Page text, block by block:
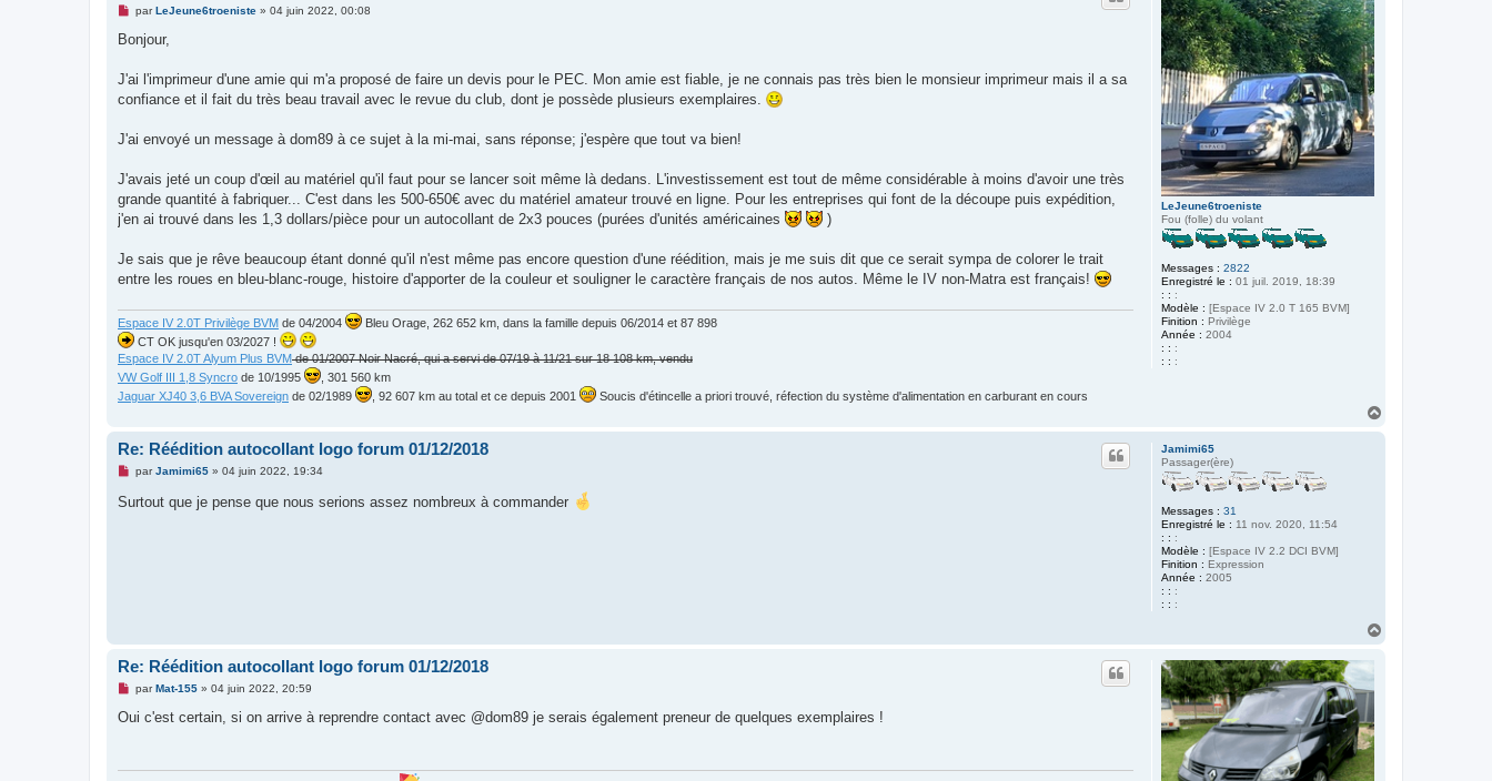
LeJeune6troeniste
Fou (folle) du volant
Messages : 2822
Enregistré le : 01 juil. 2019, 18:39
: : :
Modèle : [Espace IV 2.0 T 165 BVM]
Finition : Privilège
Année : 2004
: : :
: : :
M
s
g
n
l
par LeJeune6troeniste» 04 juin 2022, 00:08
Bonjour,
J'ai l'imprimeur d'une amie qui m'a proposé de faire un devis pour le PEC. Mon amie est fiable, je ne connais pas très bien le monsieur imprimeur mais il a sa
confiance et il fait du très beau travail avec le revue du club, dont je possède plusieurs exemplaires.
J'ai envoyé un message à dom89 à ce sujet à la mi-mai, sans réponse; j'espère que tout va bien!
J'avais jeté un coup d'œil au matériel qu'il faut pour se lancer soit même là dedans. L'investissement est tout de même considérable à moins d'avoir une très
grande quantité à fabriquer... C'est dans les 500-650€ avec du matériel amateur trouvé en ligne. Pour les entreprises qui font de la découpe puis expédition,
j'en ai trouvé dans les 1,3 dollars/pièce pour un autocollant de 2x3 pouces (purées d'unités américaines
)
Je sais que je rêve beaucoup étant donné qu'il n'est même pas encore question d'une réédition, mais je me suis dit que ce serait sympa de colorer le trait
entre les roues en bleu-blanc-rouge, histoire d'apporter de la couleur et souligner le caractère français de nos autos. Même le IV non-Matra est français!
Espace IV 2.0T Privilège BVM de 04/2004
Bleu Orage, 262 652 km, dans la famille depuis 06/2014 et 87 898
CT OK jusqu'en 03/2027 !
Espace IV 2.0T Alyum Plus BVMde 01/2007 Noir Nacré, qui a servi de 07/19 à 11/21 sur 18 108 km, vendu
VW Golf III 1,8 Syncro de 10/1995
, 301 560 km
Jaguar XJ40 3,6 BVA Sovereign de 02/1989 , 92 607 km au total et ce depuis 2001 Soucis d'étincelle a priori trouvé, réfection du système d'alimentation en carburant en cours
Jamimi65
Passager(ère)
Messages : 31
Enregistré le : 11 nov. 2020, 11:54
: : :
Modèle : [Espace IV 2.2 DCI BVM]
Finition : Expression
Année : 2005
: : :
: : :
Re: Réédition autocollant logo forum 01/12/2018
M
s
parJamimi65» 04 juin 2022, 19:34
Surtout que je pense que nous serions assez nombreux à commander
Re: Réédition autocollant logo forum 01/12/2018
M
s
parMat-155» 04 juin 2022, 20:59
Oui c'est certain, si on arrive à reprendre contact avec @dom89 je serais également preneur de quelques exemplaires !